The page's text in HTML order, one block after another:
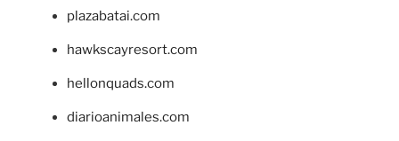
plazabatai.com
hawkscayresort.com
hellonquads.com
diarioanimales.com